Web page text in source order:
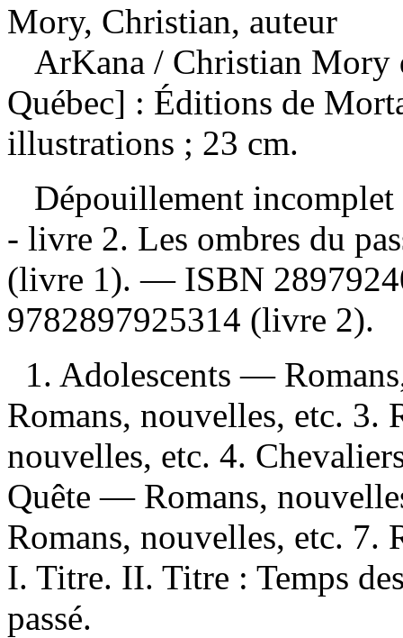
Mory, Christian, auteur
ArKana / Christian
Québec] : Éditions de
illustrations ; 23 cm.
Dépouillement
- livre 2. Les ombres du
(livre 1). — ISBN
9782897925314 (livre 2).
1. Adolescents —
Romans, nouvelles, etc.
nouvelles, etc. 4.
Quête — Romans,
Romans, nouvelles, etc. 7.
I. Titre. II. Titre : Temps
passé.